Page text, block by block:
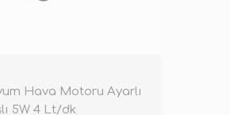
Hava Motoru Ayarlı
5W 4 Lt/dk